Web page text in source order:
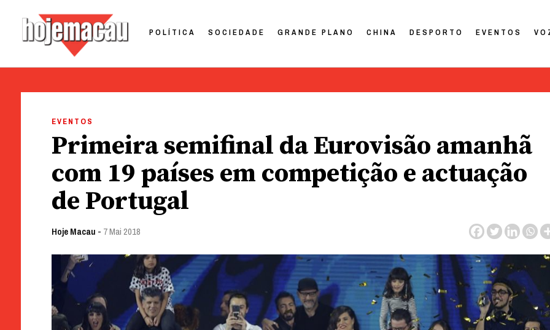
POLÍTICA SOCIEDADE GRANDE PLANO CHINA DESPORTO EVENTOS
EVENTOS
Primeira semifinal da Eurovisão amanhã
com 19 países em competição e actuação
de Portugal
Hoje Macau - 7 Mai 2018